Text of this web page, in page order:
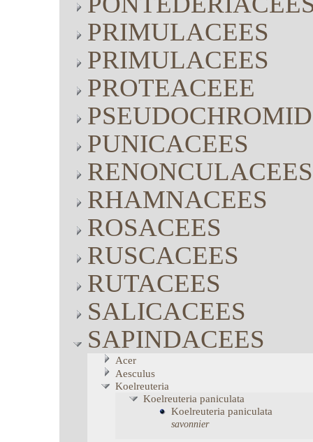
PRIMULACEES
PRIMULACEES
PROTEACEEE
PUNICACEES
RENONCULACEES
RHAMNACEES
ROSACEES
RUSCACEES
RUTACEES
SALICACEES
SAPINDACEES
Acer
Aesculus
Koelreuteria
Koelreuteria paniculata
Koelreuteria paniculata
savonnier